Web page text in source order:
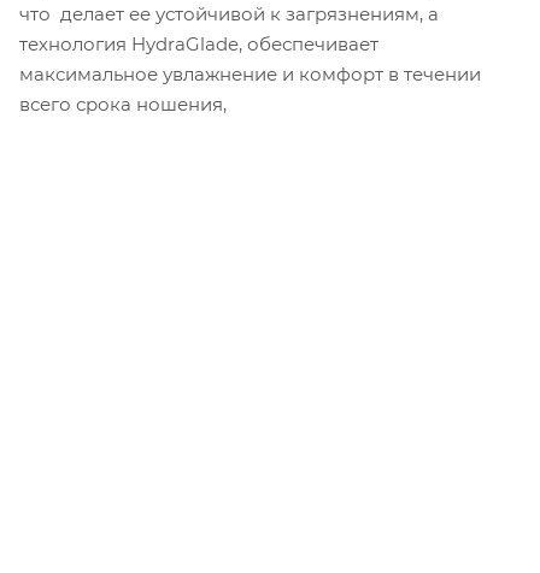
что делает ее устойчивой к загрязнениям, а
технология HydraGlade, обеспечивает
максимальное увлажнение и комфорт в течении
всего срока ношения,